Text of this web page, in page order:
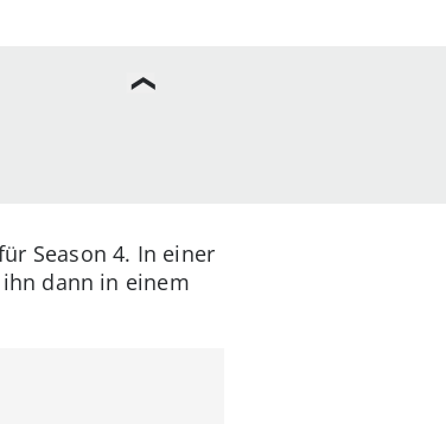
Season 4. In einer
dann in einem